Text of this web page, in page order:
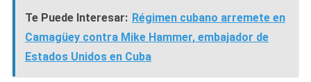
Te Puede Interesar: Régimen cubano arremete en
Camagüey contra Mike Hammer, embajador de
Estados Unidos en Cuba